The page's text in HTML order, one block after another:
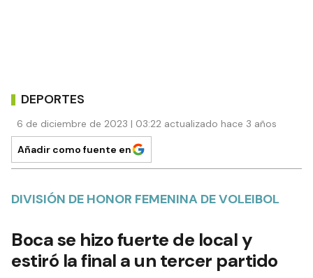
DEPORTES
6 de diciembre de 2023 | 03:22 actualizado hace 3 años
Añadir como fuente en
DIVISIÓN DE HONOR FEMENINA DE VOLEIBOL
Boca se hizo fuerte de local y
estiró la final a un tercer partido